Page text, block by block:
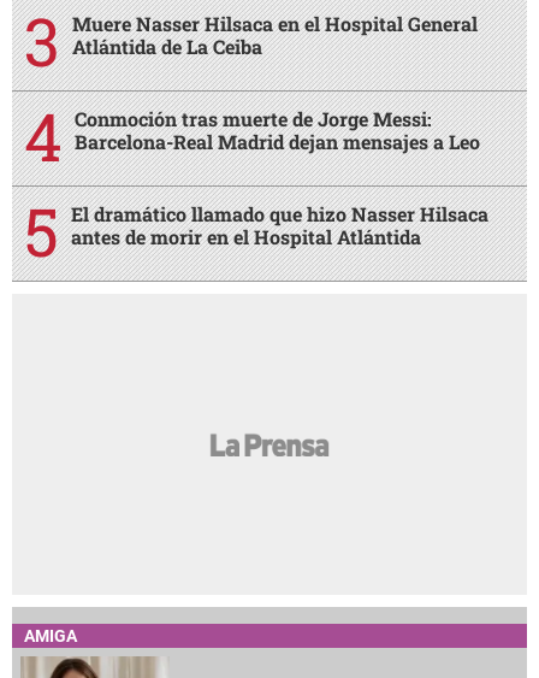
Muere Nasser Hilsaca en el Hospital General
Atlántida de La Ceiba
Conmoción tras muerte de Jorge Messi:
Barcelona-Real Madrid dejan mensajes a Leo
El dramático llamado que hizo Nasser Hilsaca
antes de morir en el Hospital Atlántida
AMIGA